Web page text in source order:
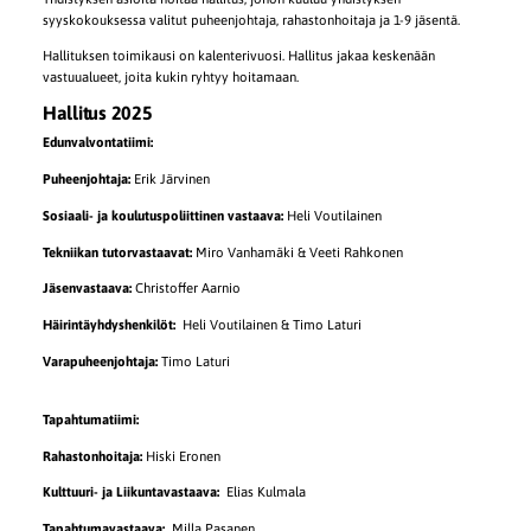
syyskokouksessa valitut puheenjohtaja, rahastonhoitaja ja 1-9 jäsentä.
Hallituksen toimikausi on kalenterivuosi. Hallitus jakaa keskenään
vastuualueet, joita kukin ryhtyy hoitamaan.
Hallitus 2025
Edunvalvontatiimi:
Puheenjohtaja: Erik Järvinen
Sosiaali- ja koulutuspoliittinen vastaava:Heli Voutilainen
Tekniikan tutorvastaavat:Miro Vanhamäki & Veeti Rahkonen
Jäsenvastaava:Christoffer Aarnio
Häirintäyhdyshenkilöt: Heli Voutilainen & Timo Laturi
Varapuheenjohtaja: Timo Laturi
Tapahtumatiimi:
Rahastonhoitaja:Hiski Eronen
Kulttuuri- ja Liikuntavastaava:Elias Kulmala